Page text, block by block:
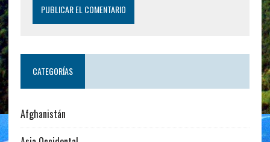
CATEGORÍAS
Afghanistán